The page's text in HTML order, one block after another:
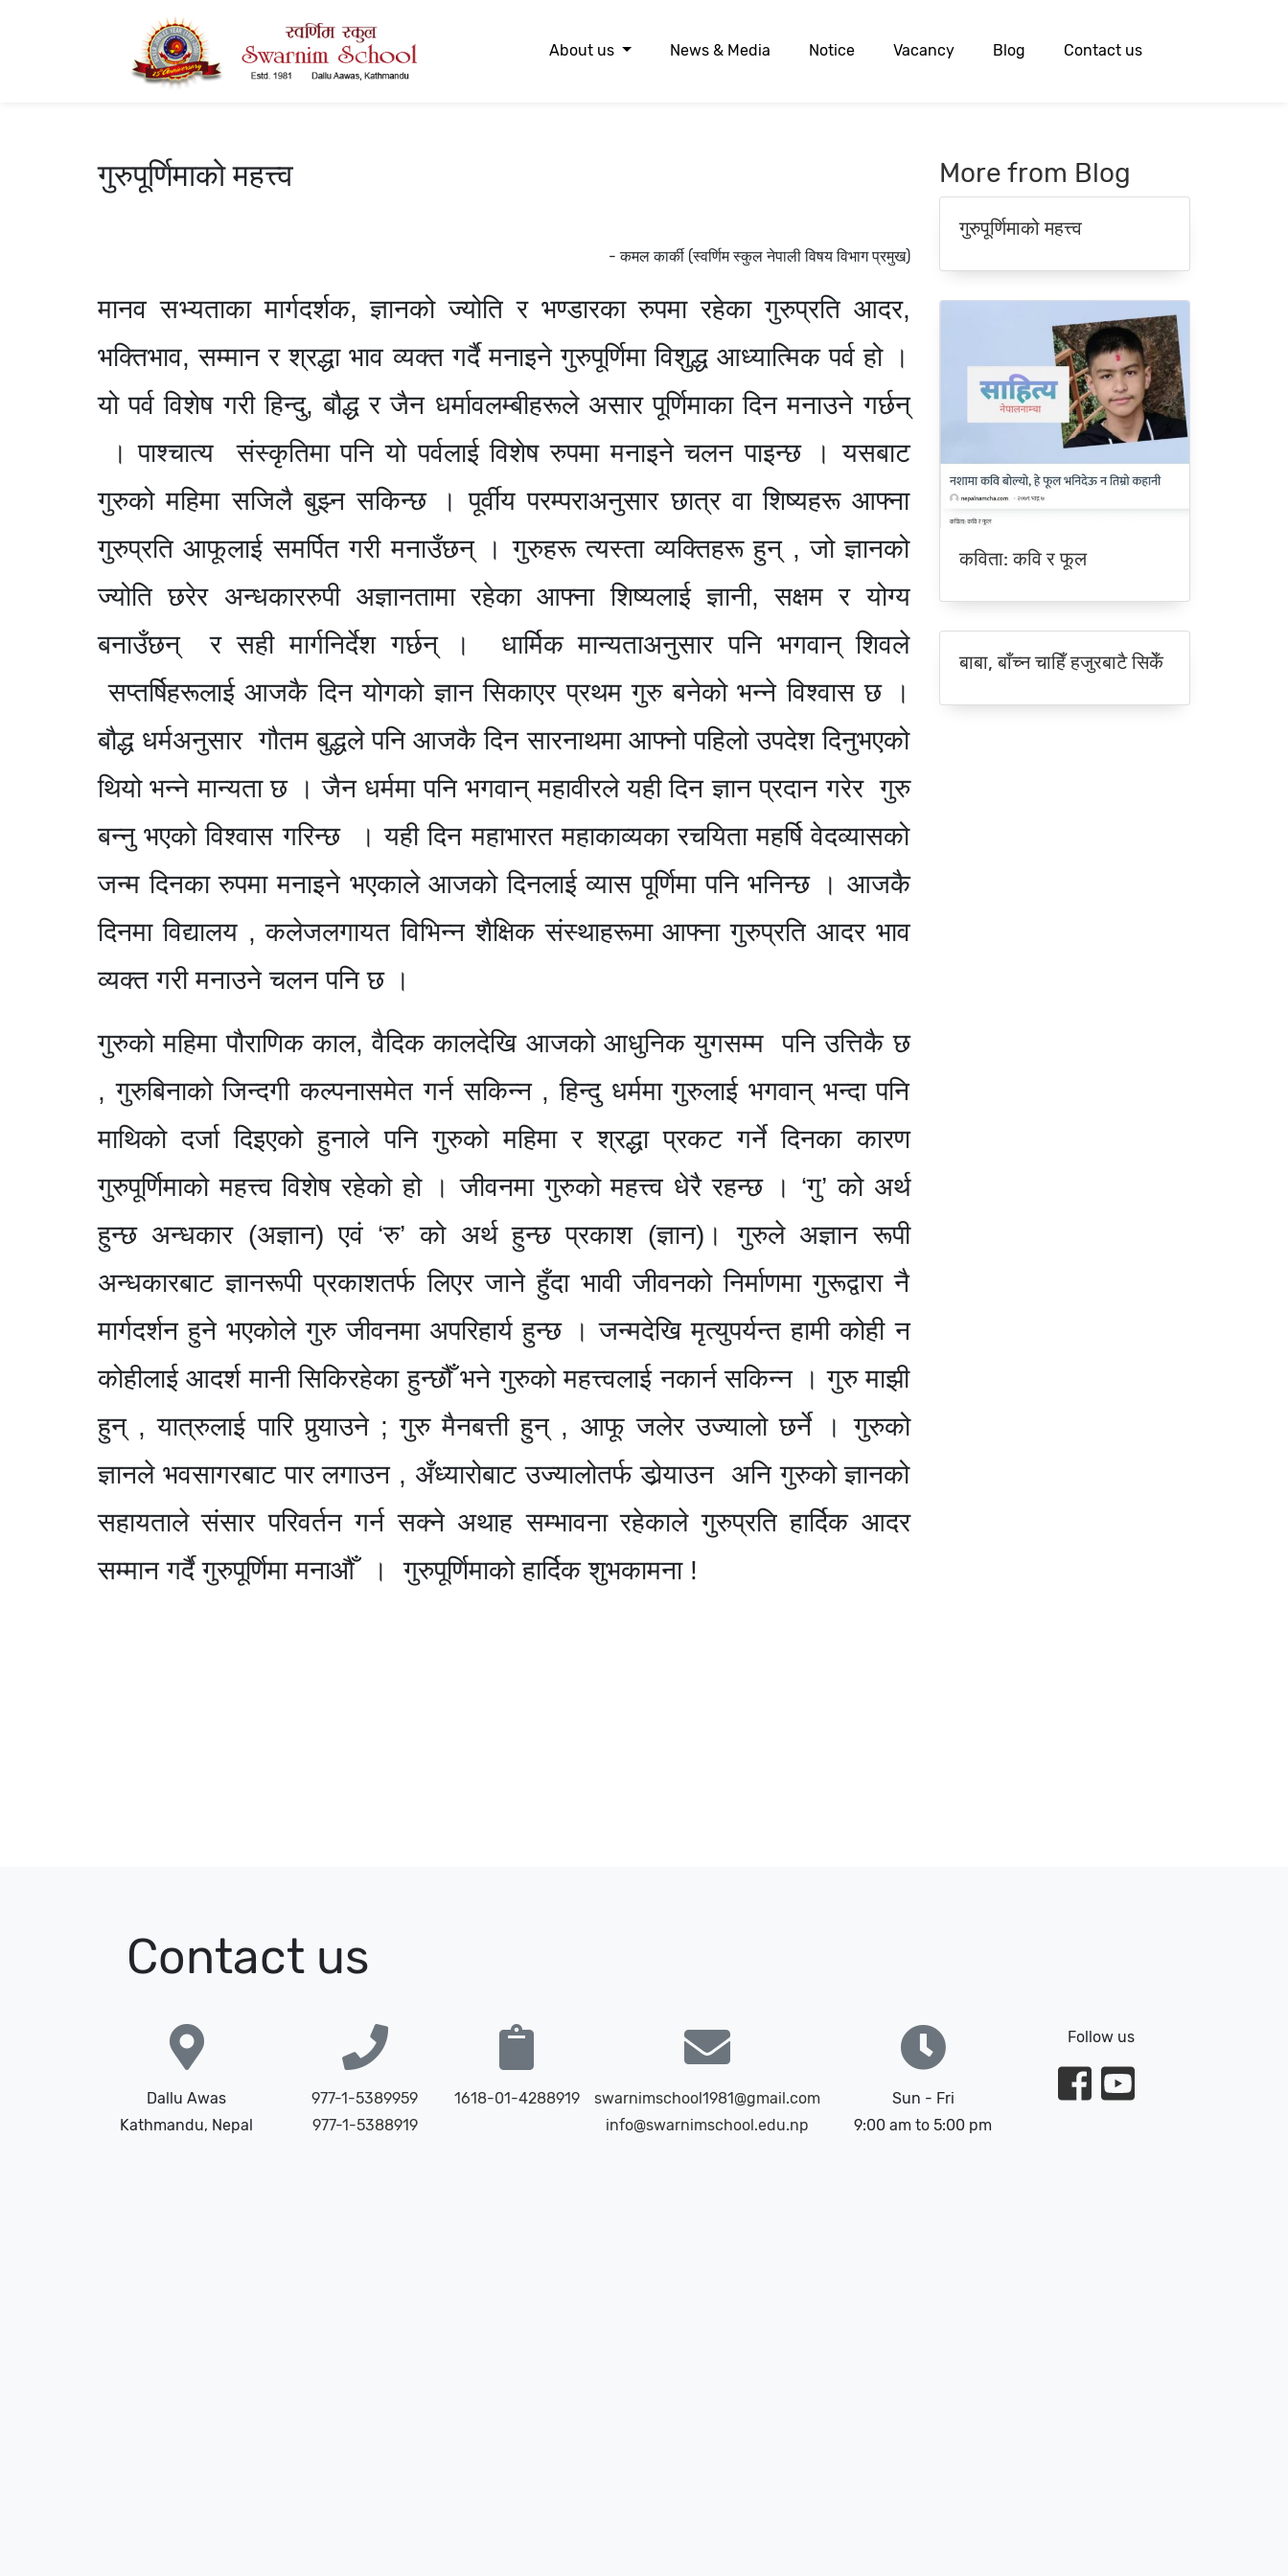
About us News & Media Notice Vacancy Blog
Contact us
गुरुपूर्णिमाको महत्त्व
- कमल कार्की (स्वर्णिम स्कुल नेपाली विषय विभाग प्रमुख)
मानव सभ्यताका मार्गदर्शक, ज्ञानको ज्योति र भण्डारका रुपमा रहेका गुरुप्रति आदर,
भक्तिभाव, सम्मान र श्रद्धा भाव व्यक्त गर्दै मनाइने गुरुपूर्णिमा विशुद्ध आध्यात्मिक पर्व हो ।
यो पर्व विशेष गरी हिन्दु, बौद्ध र जैन धर्मावलम्बीहरूले असार पूर्णिमाका दिन मनाउने गर्छन्
। पाश्चात्य संस्कृतिमा पनि यो पर्वलाई विशेष रुपमा मनाइने चलन पाइन्छ । यसबाट
गुरुको महिमा सजिलै बुझ्न सकिन्छ । पूर्वीय परम्पराअनुसार छात्र वा शिष्यहरू आफ्ना
गुरुप्रति आफूलाई समर्पित गरी मनाउँछन् । गुरुहरू त्यस्ता व्यक्तिहरू हुन् , जो ज्ञानको
ज्योति छरेर अन्धकाररुपी अज्ञानतामा रहेका आफ्ना शिष्यलाई ज्ञानी, सक्षम र योग्य
बनाउँछन् र सही मार्गनिर्देश गर्छन् । धार्मिक मान्यताअनुसार पनि भगवान् शिवले
सप्तर्षिहरूलाई आजकै दिन योगको ज्ञान सिकाएर प्रथम गुरु बनेको भन्ने विश्वास छ ।
बौद्ध धर्मअनुसार गौतम बुद्धले पनि आजकै दिन सारनाथमा आफ्नो पहिलो उपदेश दिनुभएको
थियो भन्ने मान्यता छ । जैन धर्ममा पनि भगवान् महावीरले यही दिन ज्ञान प्रदान गरेर गुरु
बन्नु भएको विश्वास गरिन्छ । यही दिन महाभारत महाकाव्यका रचयिता महर्षि वेदव्यासको
जन्म दिनका रुपमा मनाइने भएकाले आजको दिनलाई व्यास पूर्णिमा पनि भनिन्छ । आजकै
दिनमा विद्यालय , कलेजलगायत विभिन्न शैक्षिक संस्थाहरूमा आफ्ना गुरुप्रति आदर भाव
व्यक्त गरी मनाउने चलन पनि छ ।
गुरुको महिमा पौराणिक काल, वैदिक कालदेखि आजको आधुनिक युगसम्म पनि उत्तिकै छ
, गुरुबिनाको जिन्दगी कल्पनासमेत गर्न सकिन्न , हिन्दु धर्ममा गुरुलाई भगवान् भन्दा पनि
माथिको दर्जा दिइएको हुनाले पनि गुरुको महिमा र श्रद्धा प्रकट गर्ने दिनका कारण
गुरुपूर्णिमाको महत्त्व विशेष रहेको हो । जीवनमा गुरुको महत्त्व धेरै रहन्छ । ‘गु’ को अर्थ
हुन्छ अन्धकार (अज्ञान) एवं ‘रु’ को अर्थ हुन्छ प्रकाश (ज्ञान)। गुरुले अज्ञान रूपी
अन्धकारबाट ज्ञानरूपी प्रकाशतर्फ लिएर जाने हुँदा भावी जीवनको निर्माणमा गुरूद्वारा नै
मार्गदर्शन हुने भएकोले गुरु जीवनमा अपरिहार्य हुन्छ । जन्मदेखि मृत्युपर्यन्त हामी कोही न
कोहीलाई आदर्श मानी सिकिरहेका हुन्छौँ भने गुरुको महत्त्वलाई नकार्न सकिन्न । गुरु माझी
हुन् , यात्रुलाई पारि पुर्‍याउने ; गुरु मैनबत्ती हुन् , आफू जलेर उज्यालो छर्ने । गुरुको
ज्ञानले भवसागरबाट पार लगाउन , अँध्यारोबाट उज्यालोतर्फ डोर्‍याउन अनि गुरुको ज्ञानको
सहायताले संसार परिवर्तन गर्न सक्ने अथाह सम्भावना रहेकाले गुरुप्रति हार्दिक आदर
सम्मान गर्दै गुरुपूर्णिमा मनाऔँ । गुरुपूर्णिमाको हार्दिक शुभकामना !
More from Blog
गुरुपूर्णिमाको महत्त्व
कविता: कवि र फूल
बाबा, बाँच्न चाहिँ हजुरबाटै सिकेँ
Contact us
Dallu Awas
Kathmandu, Nepal
977-1-5389959
977-1-5388919
1618-01-4288919
swarnimschool1981@gmail.com
info@swarnimschool.edu.np
Sun - Fri
9:00 am to 5:00 pm
Follow us